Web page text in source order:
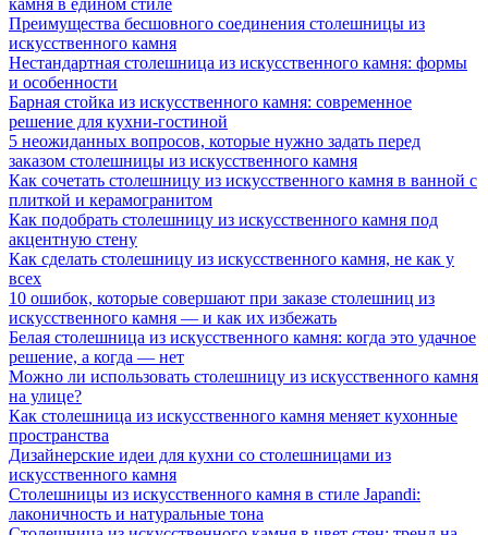
камня в едином стиле
Преимущества бесшовного соединения столешницы из
искусственного камня
Нестандартная столешница из искусственного камня: формы
и особенности
Барная стойка из искусственного камня: современное
решение для кухни-гостиной
5 неожиданных вопросов, которые нужно задать перед
заказом столешницы из искусственного камня
Как сочетать столешницу из искусственного камня в ванной с
плиткой и керамогранитом
Как подобрать столешницу из искусственного камня под
акцентную стену
Как сделать столешницу из искусственного камня, не как у
всех
10 ошибок, которые совершают при заказе столешниц из
искусственного камня — и как их избежать
Белая столешница из искусственного камня: когда это удачное
решение, а когда — нет
Можно ли использовать столешницу из искусственного камня
на улице?
Как столешница из искусственного камня меняет кухонные
пространства
Дизайнерские идеи для кухни со столешницами из
искусственного камня
Столешницы из искусственного камня в стиле Japandi:
лаконичность и натуральные тона